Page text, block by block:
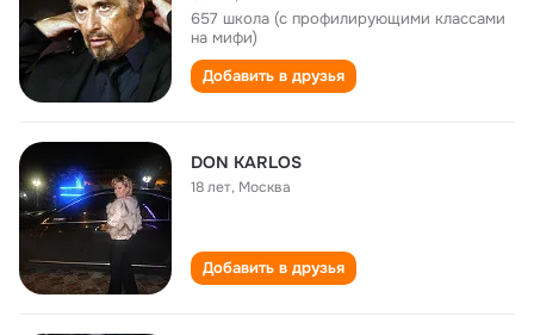
657 школа (с профилирующими классами
на мифи)
Добавить в друзья
DON KARLOS
18 лет, Москва
Добавить в друзья